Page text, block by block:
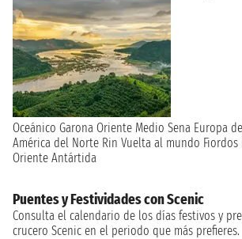
Oceánico Garona Oriente Medio Sena Europa
América del Norte Rin Vuelta al mundo Fiordos
Oriente Antártida
Puentes y Festividades con Scenic
Consulta el calendario de los días festivos y
crucero Scenic en el periodo que más prefieres.